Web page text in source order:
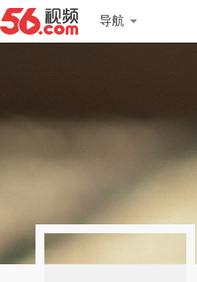
导航